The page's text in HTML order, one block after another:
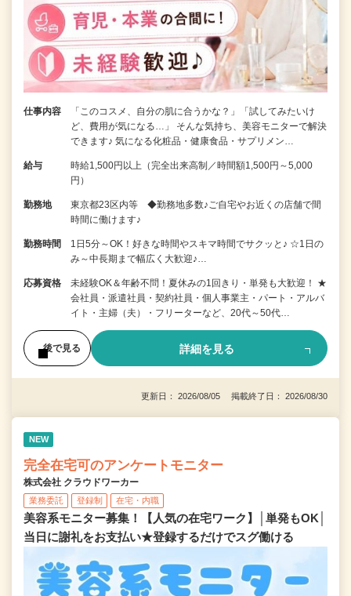
仕事内容
「このコスメ、自分の肌に合うかな？」「試してみたいけ
ど、費用が気になる…」 そんな気持ち、美容モニターで解決
できます♪ 気になる化粧品・健康食品・サプリメン…
給与
時給1,500円以上（完全出来高制／時間額1,500円～5,000
円）
勤務地
東京都23区内等 ◆勤務地多数♪ご自宅やお近くの店舗で間
時間に働けます♪
勤務時間
1日5分～OK！好きな時間やスキマ時間でサクッと♪ ☆1日の
み～中長期まで幅広く大歓迎♪…
応募資格
未経験OK＆年齢不問！夏休みの1回きり・単発も大歓迎！ ★
会社員・派遣社員・契約社員・個人事業主・パート・アルバ
イト・主婦（夫）・フリーターなど、20代～50代…
後で見る 詳細を見る
更新日： 2026/08/05 掲載終了日： 2026/08/30
NEW
完全在宅可のアンケートモニター
株式会社 クラウドワーカー
業務委託 登録制 在宅・内職
美容系モニター募集！【人気の在宅ワーク】│単発もOK│
当日に謝礼をお支払い★登録するだけでスグ働ける